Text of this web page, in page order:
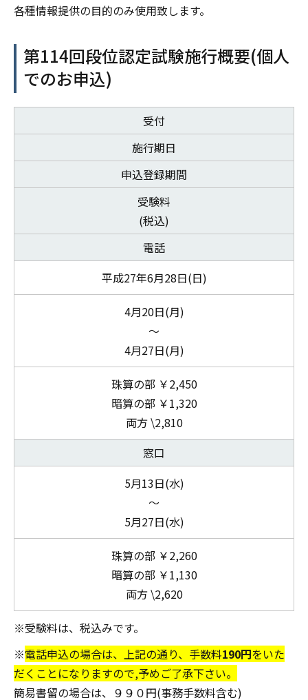
各種情報提供の目的のみ使用致します。
第114回段位認定試験施行概要(個人
でのお申込)
受付
施行期日
申込登録期間
受験料
(税込)
電話
平成27年6月28日(日)
4月20日(月)
～
4月27日(月)
珠算の部 ￥2,450
暗算の部 ￥1,320
両方 \2,810
窓口
5月13日(水)
～
5月27日(水)
珠算の部 ￥2,260
暗算の部 ￥1,130
両方 \2,620
※受験料は、税込みです。
※電話申込の場合は、上記の通り、手数料190円をいた
だくことになりますので,予めご了承下さい。
簡易書留の場合は、９９０円(事務手数料含む)